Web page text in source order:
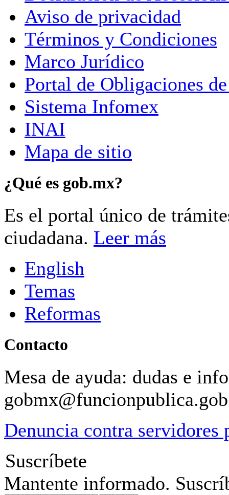
Aviso de privacidad
Términos y Condiciones
Marco Jurídico
Portal de Obligaciones
Sistema Infomex
INAI
Mapa de sitio
¿Qué es gob.mx?
Es el portal único de
ciudadana. Leer más
English
Temas
Reformas
Contacto
Mesa de ayuda: dudas e
Denuncia contra servidores
Suscríbete
Mantente informado.